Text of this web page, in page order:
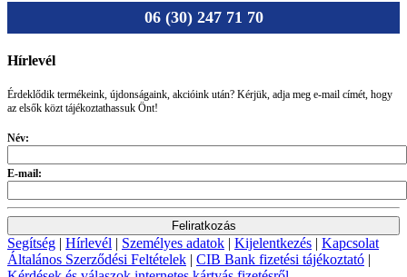
06 (30) 247 71 70
Hírlevél
Érdeklődik termékeink, újdonságaink, akcióink után? Kérjük, adja meg e-mail címét, hogy
az elsők közt tájékoztathassuk Önt!
Név:
E-mail:
Segítség Hírlevél Személyes adatok Kijelentkezés
Kapcsolat
Általános Szerződési Feltételek
CIB Bank fizetési tájékoztató